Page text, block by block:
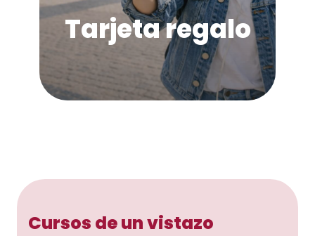
Tarjeta regalo
Cursos de un vistazo